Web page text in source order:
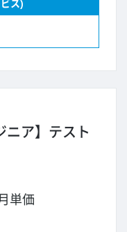
ス)
ニア】テスト
単価